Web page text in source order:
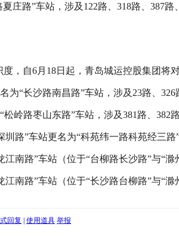
庄路”车站，涉及122路、318路、387路
，自6月18日起，青岛城运控股集团将
为“长沙路南昌路”车站，涉及23路、326
岭路枣山东路”车站，涉及381路、382路
路”车站更名为“科苑纬一路科苑经三路
南路”车站（位于“台柳路长沙路”与“滁
南路”车站（位于“长沙路台柳路”与“滁
回复 | 使用道具 举报